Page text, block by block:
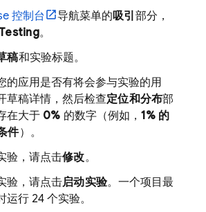
控制台 导航菜单的吸引 部分，
。
稿和实验标题。
的应用是否有将会参与实验的用
草稿详情，然后检查定位和分布部
在大于 0% 的数字（例如， 1% 的
件）。
验，请点击修改。
验，请点击启动实验。一个项目最
运行 24 个实验。